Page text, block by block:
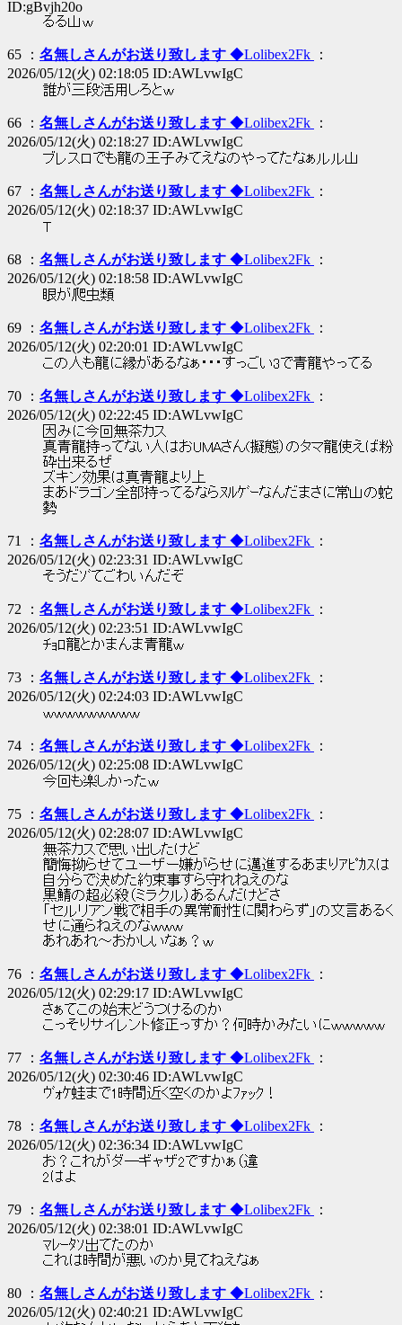
ID:gBvjh20o
るる山ｗ
65 ： 名無しさんがお送り致します ◆Lolibex2Fk
：
2026/05/12(火) 02:18:05 ID:AWLvwIgC
誰が三段活用しろとｗ
66 ： 名無しさんがお送り致します ◆Lolibex2Fk
：
2026/05/12(火) 02:18:27 ID:AWLvwIgC
ブレスロでも龍の王子みてえなのやってたなぁルル山
67 ： 名無しさんがお送り致します ◆Lolibex2Fk
：
2026/05/12(火) 02:18:37 ID:AWLvwIgC
T
68 ： 名無しさんがお送り致します ◆Lolibex2Fk
：
2026/05/12(火) 02:18:58 ID:AWLvwIgC
眼が爬虫類
69 ： 名無しさんがお送り致します ◆Lolibex2Fk
：
2026/05/12(火) 02:20:01 ID:AWLvwIgC
この人も龍に縁があるなぁ・・・すっごい3で青龍やってる
70 ： 名無しさんがお送り致します ◆Lolibex2Fk
：
2026/05/12(火) 02:22:45 ID:AWLvwIgC
因みに今回無茶カス
真青龍持ってない人はおUMAさん(擬態）のタマ龍使えば粉
砕出来るぜ
ズキン効果は真青龍より上
まあドラゴン全部持ってるならﾇﾙｹﾞｰなんだまさに常山の蛇
勢
71 ： 名無しさんがお送り致します ◆Lolibex2Fk
：
2026/05/12(火) 02:23:31 ID:AWLvwIgC
そうだｿﾞてごわいんだぞ
72 ： 名無しさんがお送り致します ◆Lolibex2Fk
：
2026/05/12(火) 02:23:51 ID:AWLvwIgC
ﾁｮﾛ龍とかまんま青龍ｗ
73 ： 名無しさんがお送り致します ◆Lolibex2Fk
：
2026/05/12(火) 02:24:03 ID:AWLvwIgC
ｗｗｗｗｗｗｗｗｗ
74 ： 名無しさんがお送り致します ◆Lolibex2Fk
：
2026/05/12(火) 02:25:08 ID:AWLvwIgC
今回も楽しかったｗ
75 ： 名無しさんがお送り致します ◆Lolibex2Fk
：
2026/05/12(火) 02:28:07 ID:AWLvwIgC
無茶カスで思い出したけど
簡悔拗らせてユーザー嫌がらせに邁進するあまりｱﾋﾟｶｽは
自分らで決めた約束事すら守れねえのな
黒鯖の超必殺（ミラクル）あるんだけどさ
「セルリアン戦で相手の異常耐性に関わらず」の文言あるく
せに通らねえのなｗｗｗ
あれあれ～おかしいなぁ？ｗ
76 ： 名無しさんがお送り致します ◆Lolibex2Fk
：
2026/05/12(火) 02:29:17 ID:AWLvwIgC
さぁてこの始末どうつけるのか
こっそりサイレント修正っすか？何時かみたいにｗｗｗｗｗ
77 ： 名無しさんがお送り致します ◆Lolibex2Fk
：
2026/05/12(火) 02:30:46 ID:AWLvwIgC
ｳﾞｫｹ蛙まで1時間近く空くのかよﾌｧｯｸ！
78 ： 名無しさんがお送り致します ◆Lolibex2Fk
：
2026/05/12(火) 02:36:34 ID:AWLvwIgC
お？これがダ―ギャザ2ですかぁ（違
2はよ
79 ： 名無しさんがお送り致します ◆Lolibex2Fk
：
2026/05/12(火) 02:38:01 ID:AWLvwIgC
ﾏﾚｰﾀｿ出てたのか
これは時間が悪いのか見てねえなぁ
80 ： 名無しさんがお送り致します ◆Lolibex2Fk
：
2026/05/12(火) 02:40:21 ID:AWLvwIgC